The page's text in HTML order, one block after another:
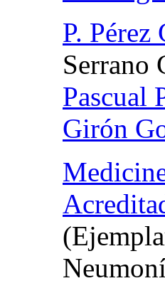
P. Pérez
Serrano
Pascual
Girón